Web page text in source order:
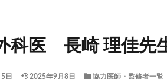
科医 長崎 理佳先
日 2025年9月8日 協力医師・監修者一覧